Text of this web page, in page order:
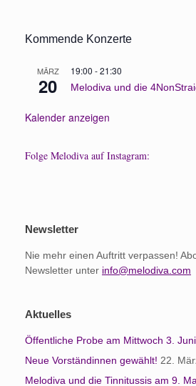
Kommende Konzerte
MÄRZ
20
19:00 -21:30
Melodiva und die
Kalender anzeigen
Folge Melodiva auf Instagram:
Newsletter
Nie mehr einen Auftritt verpassen!
Newsletter unter info@melodiva.com
Aktuelles
Öffentliche Probe am Mittwoch 3. Juni
Neue Vorständinnen gewählt! 22.
Melodiva und die Tinnitussis am 9.